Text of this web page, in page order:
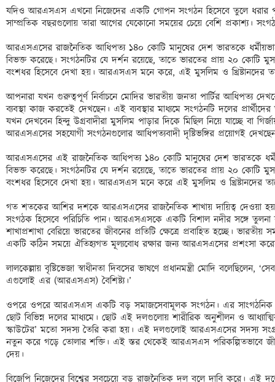
যদিও আরএসএস এখনো নিজেদের একটি গোপন সংগঠন হিসেবে তুলে ধরার
সাম্প্রতিক বছরগুলোয় তারা আগের যেকোনো সময়ের চেয়ে বেশি প্রকাশ্য।
আরএসএসের রাজনৈতিক আধিপত্য ১৪০ কোটি মানুষের দেশ ভারতকে
বিভক্ত করেছে। সংগঠনটির যে দর্শন রয়েছে, তাতে ভারতের প্রায় ২০ কোটি
বংশধর হিসেবে দেখা হয়। আরএসএস মনে করে, এই মুসলিম ও খ্রিষ্টানদের
আপনারা যখন গুরুত্বপূর্ণ নির্বাচনে মোদির ভারতীয় জনতা পার্টির আধিপত্য
ব্যবস্থা কাজ করতেই দেখছেন। এই ব্যবস্থার মাধ্যমে সংগঠনটি দলের
যখন দেখবেন হিন্দু উগ্রবাদীরা মুসলিম পাড়ার দিকে মিছিল নিয়ে যাচ্ছে বা
আরএসএসের সহযোগী সংগঠনগুলোর আধিপত্যবাদী দৃষ্টিভঙ্গির প্রয়োগই
আরএসএসের এই রাজনৈতিক আধিপত্য ১৪০ কোটি মানুষের দেশ ভারতকে
বিভক্ত করেছে। সংগঠনটির যে দর্শন রয়েছে, তাতে ভারতের প্রায় ২০ কোটি
বংশধর হিসেবে দেখা হয়। আরএসএস মনে করে এই মুসলিম ও খ্রিষ্টানদের
গত শতকের আশির দশকে আরএসএসের রাজনৈতিক শাখায় দায়িত্ব দেওয়া
সংগঠক হিসেবে পরিচিতি পান। আরএসএসকে একটি বিশাল নদীর সঙ্গে
শাখাপ্রশাখা বেরিয়ে ভারতের জীবনের প্রতিটি ক্ষেত্রে প্রবাহিত হচ্ছে।
একটি কঠিন সময়ে ঐতিহ্যগত মূল্যবোধ রক্ষার জন্য আরএসএসের প্রশংসা
লালকেল্লায় বৃষ্টিভেজা স্বাধীনতা দিবসের ভাষণে প্রধানমন্ত্রী মোদি বলেছিলেন,
এগুলোই এর (আরএসএস) বৈশিষ্ট্য।’
ওপরে ওপরে আরএসএস একটি বড় সমাজসেবামূলক সংগঠন। এর সাংগঠনিক
ছোট বিভিন্ন দলের মাধ্যমে। ছোট এই দলগুলোয় শারীরিক অনুশীলন ও
স্কাউটের’ মতো সদস্য তৈরি করা হয়। এই দলগুলোই আরএসএসের সদস্য
নতুন করে গড়ে তোলার শক্তি। এই স্তর থেকেই আরএসএস পরিকল্পিতভাবে
দেয়।